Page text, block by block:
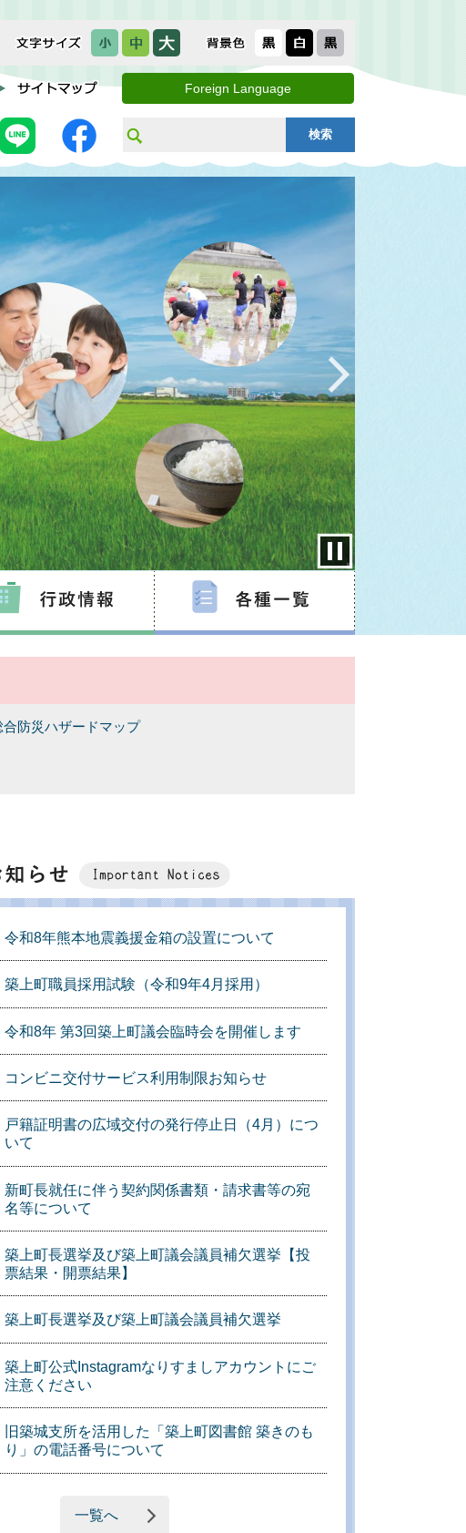
Foreign Language
防災ハザードマップ
令和8年熊本地震義援金箱の設置について
築上町職員採用試験（令和9年4月採用）
令和8年 第3回築上町議会臨時会を開催します
コンビニ交付サービス利用制限お知らせ
戸籍証明書の広域交付の発行停止日（4月）につ
いて
新町長就任に伴う契約関係書類・請求書等の宛
名等について
築上町長選挙及び築上町議会議員補欠選挙【投
票結果・開票結果】
築上町長選挙及び築上町議会議員補欠選挙
築上町公式Instagramなりすましアカウントにご
注意ください
旧築城支所を活用した「築上町図書館 築きのも
り」の電話番号について
一覧へ